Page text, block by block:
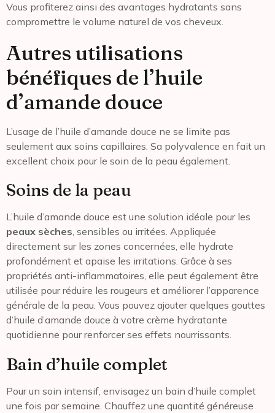
Vous profiterez ainsi des avantages hydratants sans
compromettre le volume naturel de vos cheveux.
Autres utilisations
bénéfiques de l’huile
d’amande douce
L’usage de l’huile d’amande douce ne se limite pas
seulement aux soins capillaires. Sa polyvalence en fait un
excellent choix pour le soin de la peau également.
Soins de la peau
L’huile d’amande douce est une solution idéale pour les
peaux sèches, sensibles ou irritées. Appliquée
directement sur les zones concernées, elle hydrate
profondément et apaise les irritations. Grâce à ses
propriétés anti-inflammatoires, elle peut également être
utilisée pour réduire les rougeurs et améliorer l’apparence
générale de la peau. Vous pouvez ajouter quelques gouttes
d’huile d’amande douce à votre crème hydratante
quotidienne pour renforcer ses effets nourrissants.
Bain d’huile complet
Pour un soin intensif, envisagez un bain d’huile complet
une fois par semaine. Chauffez une quantité généreuse